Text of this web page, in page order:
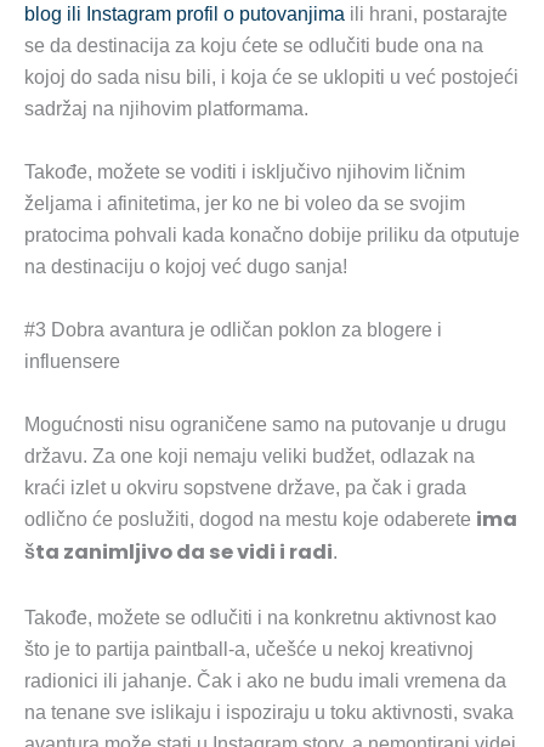
blog ili Instagram profil o putovanjima ili hrani, postarajte
se da destinacija za koju ćete se odlučiti bude ona na
kojoj do sada nisu bili, i koja će se uklopiti u već postojeći
sadržaj na njihovim platformama.
Takođe, možete se voditi i isključivo njihovim ličnim
željama i afinitetima, jer ko ne bi voleo da se svojim
pratocima pohvali kada konačno dobije priliku da otputuje
na destinaciju o kojoj već dugo sanja!
#3 Dobra avantura je odličan poklon za blogere i
influensere
Mogućnosti nisu ograničene samo na putovanje u drugu
državu. Za one koji nemaju veliki budžet, odlazak na
kraći izlet u okviru sopstvene države, pa čak i grada
odlično će poslužiti, dogod na mestu koje odaberete ima
šta zanimljivo da se vidi i radi.
Takođe, možete se odlučiti i na konkretnu aktivnost kao
što je to partija paintball-a, učešće u nekoj kreativnoj
radionici ili jahanje. Čak i ako ne budu imali vremena da
na tenane sve islikaju i ispoziraju u toku aktivnosti, svaka